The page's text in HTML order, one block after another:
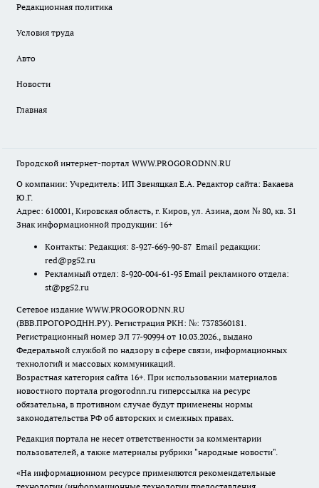
Редакционная политика
Условия труда
Авто
Новости
Главная
Городской интернет-портал WWW.PROGORODNN.RU
О компании: Учредитель: ИП Звеняцкая Е.А. Редактор сайта: Бакаева
Ю.Г.
Адрес: 610001, Кировская область, г. Киров, ул. Азина, дом № 80, кв. 31
Знак информационной продукции: 16+
Контакты: Редакция: 8-927-669-90-87 Email редакции:
red@pg52.ru
Рекламный отдел: 8-920-004-61-95 Email рекламного отдела:
st@pg52.ru
Сетевое издание WWW.PROGORODNN.RU
(ВВВ.ПРОГОРОДНН.РУ). Регистрация РКН: №: 7378360181.
Регистрационный номер ЭЛ 77-90994 от 10.03.2026., выдано
Федеральной службой по надзору в сфере связи, информационных
технологий и массовых коммуникаций.
Возрастная категория сайта 16+. При использовании материалов
новостного портала progorodnn.ru гиперссылка на ресурс
обязательна, в противном случае будут применены нормы
законодательства РФ об авторских и смежных правах.
Редакция портала не несет ответственности за комментарии
пользователей, а также материалы рубрики "народные новости".
«На информационном ресурсе применяются рекомендательные